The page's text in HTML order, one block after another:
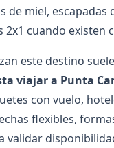
de miel, escapadas
2x1 cuando existen
este destino
viajar a Punta
con vuelo,
flexibles,
validar